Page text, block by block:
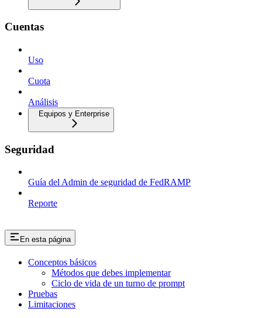
Cuentas
Uso
Cuota
Análisis
Equipos y Enterprise
Seguridad
Guía del Admin de seguridad de FedRAMP
Reporte
En esta página
Conceptos básicos
Métodos que debes implementar
Ciclo de vida de un turno de prompt
Pruebas
Limitaciones